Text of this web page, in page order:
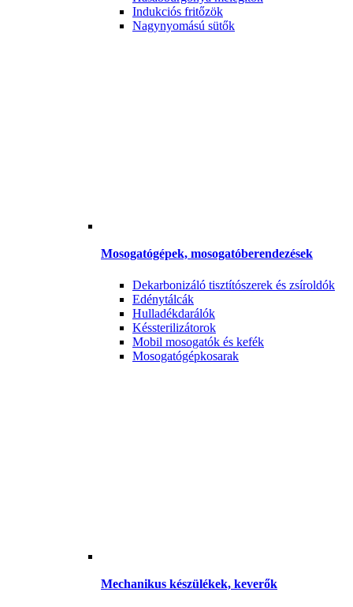
Indukciós fritőzök
Nagynyomású sütők
Mosogatógépek, mosogatóberendezések
Dekarbonizáló tisztítószerek és zsíroldók
Edénytálcák
Hulladékdarálók
Késsterilizátorok
Mobil mosogatók és kefék
Mosogatógépkosarak
Mechanikus készülékek, keverők